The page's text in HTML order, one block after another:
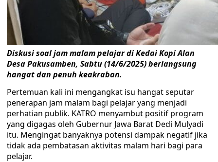
Diskusi soal jam malam pelajar di Kedai Kopi Alan
Desa Pakusamben, Sabtu (14/6/2025) berlangsung
hangat dan penuh keakraban.
Pertemuan kali ini mengangkat isu hangat seputar
penerapan jam malam bagi pelajar yang menjadi
perhatian publik. KATRO menyambut positif program
yang digagas oleh Gubernur Jawa Barat Dedi Mulyadi
itu. Mengingat banyaknya potensi dampak negatif jika
tidak ada pembatasan aktivitas malam hari bagi para
pelajar.